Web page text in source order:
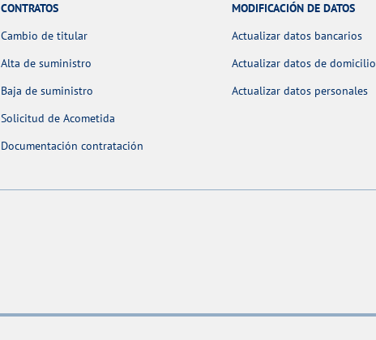
CONTRATOS
Cambio de titular
Alta de suministro
Baja de suministro
Solicitud de Acometida
Documentación contratación
MODIFICACIÓN DE DATOS
Actualizar datos bancarios
Actualizar datos de domicilio
Actualizar datos personales